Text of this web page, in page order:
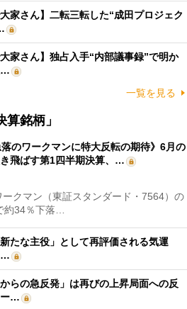
家さん】二転三転した“成田プロジェク
家さん】独占入手“内部議事録”で明か
…
一覧を見る
銘柄」
落のワークマンに特大反転の期待》6月の
飛ばす第1四半期決算、…
クマン（東証スタンダード・7564）の
約34％下落…
たな主役」として再評価される気運
らの急反発」は再びの上昇局面への反
ー…